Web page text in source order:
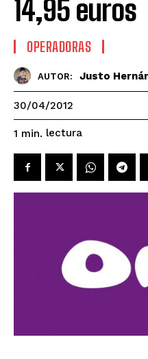
14,95 euros
OPERADORAS
AUTOR: Justo
30/04/2012
1 min. lectura